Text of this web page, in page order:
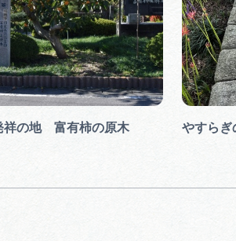
祥の地 富有柿の原木 やすらぎ